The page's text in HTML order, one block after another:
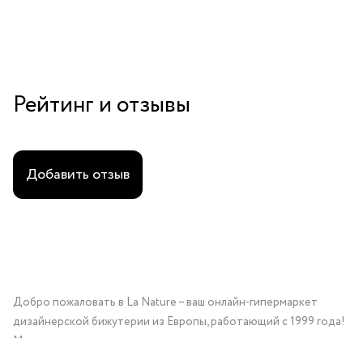
Рейтинг и отзывы
Добавить отзыв
Добро пожаловать в La Nature – ваш онлайн-гипермаркет
дизайнерской бижутерии из Европы, работающий с 1999 года!